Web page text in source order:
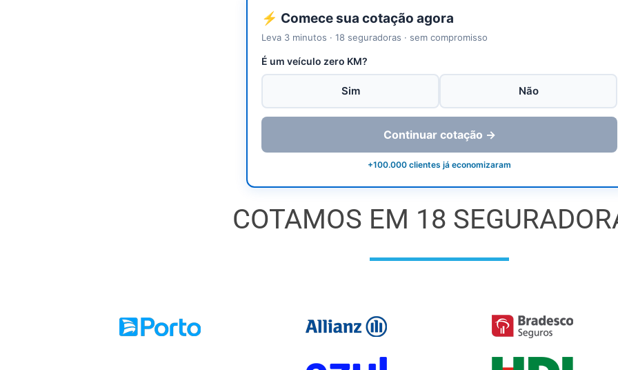
⚡ Comece sua cotação agora
Leva 3 minutos · 18 seguradoras · sem compromisso
É um veículo zero KM?
Sim Não
Continuar cotação →
+100.000 clientes já economizaram
COTAMOS EM 18